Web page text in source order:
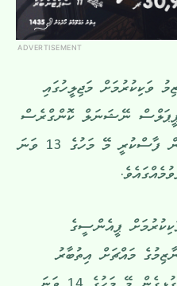
ADVERTISEMENT
ވަކިކުރުމަށް މަޖިލީހުގައި
ޕީޕަލްސް ނޭޝަނަލް ކޮންގްރެސް
(ޕީއެންސީ)ގެ ޕާލިމަަންޓަރީ ގުރޫޕުން ފާސްކުރީ މޭ މަހުގެ 13 ވަނަ
ޕީއެންސީގެ
މައްޗަށް އިތުބާރު